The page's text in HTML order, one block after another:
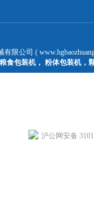
有限公司 (
粮食包装机， 粉体包装机，
沪公网安备